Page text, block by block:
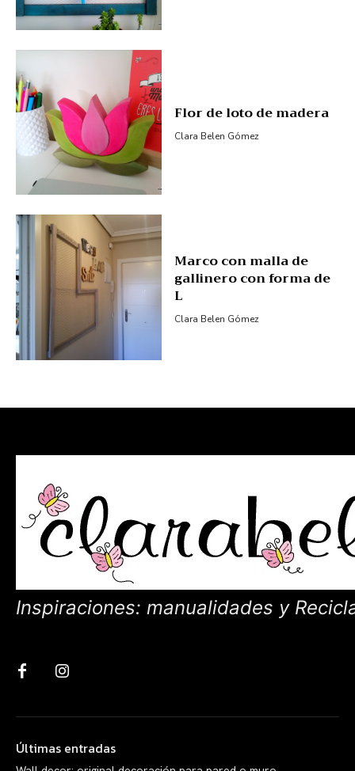
Flor de loto de madera
Clara Belen Gómez
Marco con malla de
gallinero con forma de
L
Clara Belen Gómez
Inspiraciones: manualidades y
Últimas entradas